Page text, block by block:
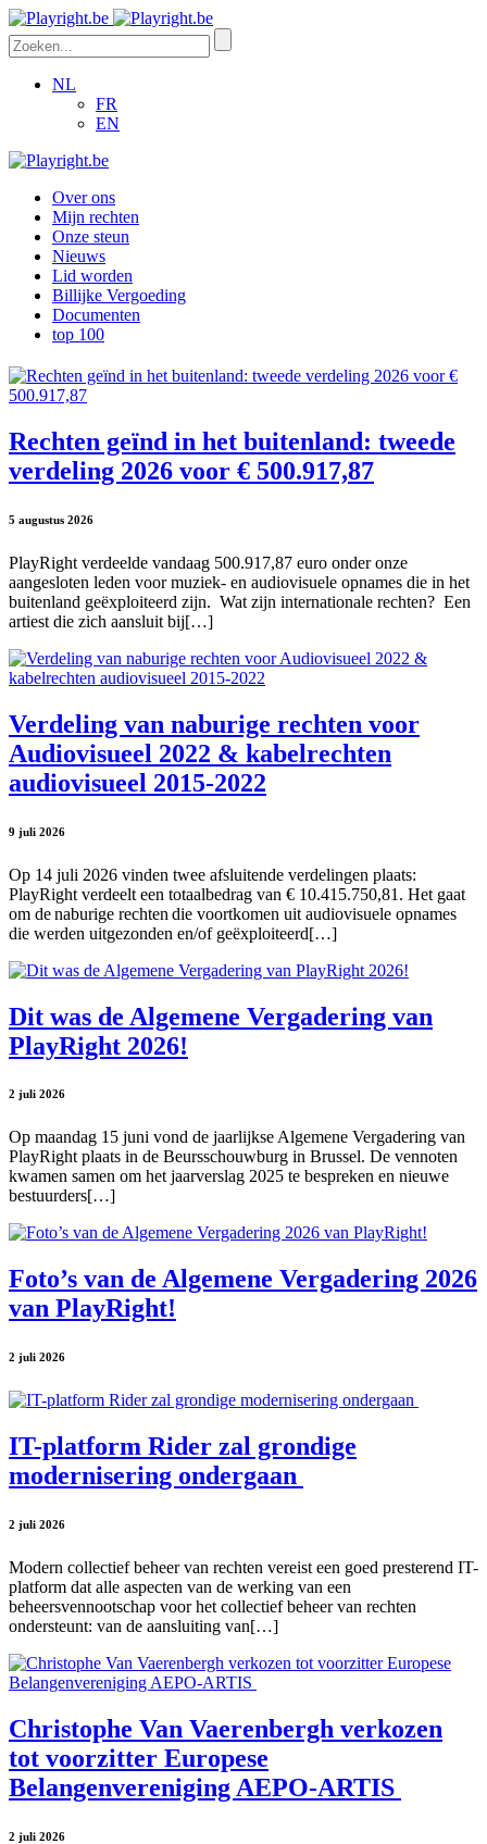
NL
FR
EN
Over ons
Mijn rechten
Onze steun
Nieuws
Lid worden
Billijke Vergoeding
Documenten
top 100
Rechten geïnd in het buitenland: tweede
verdeling 2026 voor € 500.917,87
5 augustus 2026
PlayRight verdeelde vandaag 500.917,87 euro onder onze
aangesloten leden voor muziek- en audiovisuele opnames die in het
buitenland geëxploiteerd zijn. Wat zijn internationale rechten? Een
artiest die zich aansluit bij[…]
Verdeling van naburige rechten voor
Audiovisueel 2022 & kabelrechten
audiovisueel 2015-2022
9 juli 2026
Op 14 juli 2026 vinden twee afsluitende verdelingen plaats:
PlayRight verdeelt een totaalbedrag van € 10.415.750,81. Het gaat
om de naburige rechten die voortkomen uit audiovisuele opnames
die werden uitgezonden en/of geëxploiteerd[…]
Dit was de Algemene Vergadering van
PlayRight 2026!
2 juli 2026
Op maandag 15 juni vond de jaarlijkse Algemene Vergadering van
PlayRight plaats in de Beursschouwburg in Brussel. De vennoten
kwamen samen om het jaarverslag 2025 te bespreken en nieuwe
bestuurders[…]
Foto’s van de Algemene Vergadering 2026
van PlayRight!
2 juli 2026
IT-platform Rider zal grondige
modernisering ondergaan
2 juli 2026
Modern collectief beheer van rechten vereist een goed presterend IT-
platform dat alle aspecten van de werking van een
beheersvennootschap voor het collectief beheer van rechten
ondersteunt: van de aansluiting van[…]
Christophe Van Vaerenbergh verkozen
tot voorzitter Europese
Belangenvereniging AEPO-ARTIS
2 juli 2026